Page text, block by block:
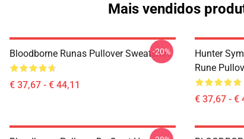
Mais vendidos
Bloodborne Runas Pullover Sweatshirt
€ 37,67 - € 44,11
-20%
Hunter
Rune
€ 37,67 - €